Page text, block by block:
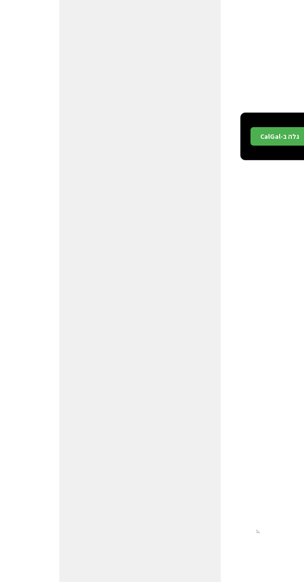
גלה ב-CalGal